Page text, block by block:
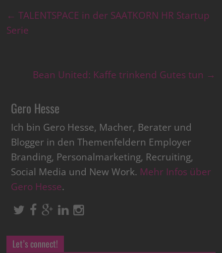
← TALENTSPACE in der SAATKORN HR Startup
Serie
Bean United: Kaffe trinkend Gutes tun →
Gero Hesse
Ich bin Gero Hesse, Macher, Berater und
Blogger in den Themenfeldern Employer
Branding, Personalmarketing, Recruiting,
Social Media und New Work. Mehr Infos über
Gero Hesse.
Let’s connect!